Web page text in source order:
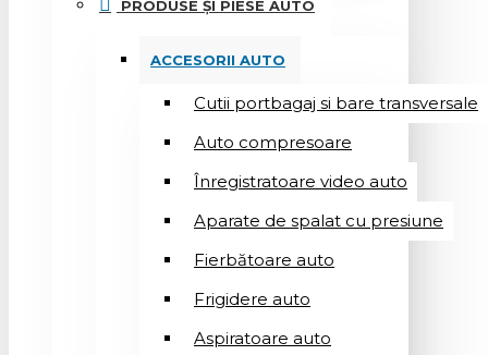
PRODUSE ȘI PIESE AUTO
ACCESORII AUTO
Cutii portbagaj si bare transversale
Auto compresoare
Înregistratoare video auto
Aparate de spalat cu presiune
Fierbătoare auto
Frigidere auto
Aspiratoare auto